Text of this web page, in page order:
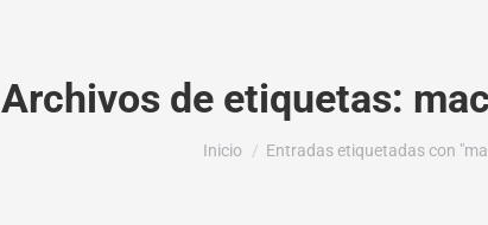
Archivos de etiquetas:
Estás aquí:
Inicio Entradas etiquetadas con